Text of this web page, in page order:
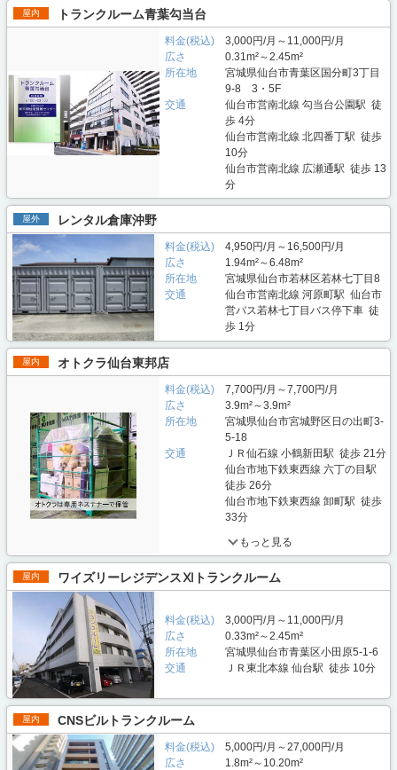
屋内 トランクルーム青葉勾当台
料金(税込)
3,000円/月～11,000円/月
広さ
0.31m²～2.45m²
所在地
宮城県仙台市青葉区国分町3丁目
9-8 3・5F
交通
仙台市営南北線 勾当台公園駅 徒
歩 4分
仙台市営南北線 北四番丁駅 徒歩
10分
仙台市営南北線 広瀬通駅 徒歩 13
分
屋外 レンタル倉庫沖野
料金(税込)
4,950円/月～16,500円/月
広さ
1.94m²～6.48m²
所在地
宮城県仙台市若林区若林七丁目8
交通
仙台市営南北線 河原町駅 仙台市
営バス若林七丁目バス停下車 徒
歩 1分
屋内 オトクラ仙台東邦店
料金(税込)
7,700円/月～7,700円/月
広さ
3.9m²～3.9m²
所在地
宮城県仙台市宮城野区日の出町3-
5-18
交通
ＪＲ仙石線 小鶴新田駅 徒歩 21分
仙台市地下鉄東西線 六丁の目駅
徒歩 26分
仙台市地下鉄東西線 卸町駅 徒歩
33分
もっと見る
屋内 ワイズリーレジデンスⅪトランクルーム
料金(税込)
3,000円/月～11,000円/月
広さ
0.33m²～2.45m²
所在地
宮城県仙台市青葉区小田原5-1-6
交通
ＪＲ東北本線 仙台駅 徒歩 10分
屋内 CNSビルトランクルーム
料金(税込)
5,000円/月～27,000円/月
広さ
1.8m²～10.20m²